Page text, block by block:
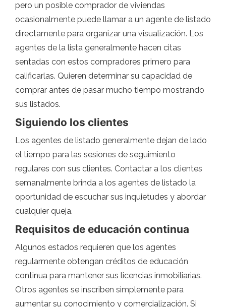
pero un posible comprador de viviendas
ocasionalmente puede llamar a un agente de listado
directamente para organizar una visualización. Los
agentes de la lista generalmente hacen citas
sentadas con estos compradores primero para
calificarlas. Quieren determinar su capacidad de
comprar antes de pasar mucho tiempo mostrando
sus listados.
Siguiendo los clientes
Los agentes de listado generalmente dejan de lado
el tiempo para las sesiones de seguimiento
regulares con sus clientes. Contactar a los clientes
semanalmente brinda a los agentes de listado la
oportunidad de escuchar sus inquietudes y abordar
cualquier queja.
Requisitos de educación continua
Algunos estados requieren que los agentes
regularmente obtengan créditos de educación
continua para mantener sus licencias inmobiliarias.
Otros agentes se inscriben simplemente para
aumentar su conocimiento y comercialización. Si